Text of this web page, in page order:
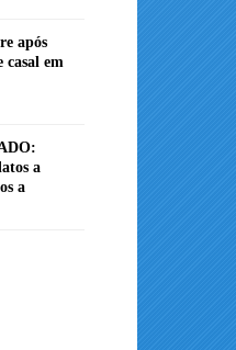
após
casal em
a
a